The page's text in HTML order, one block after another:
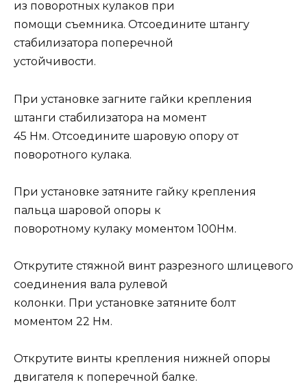
из поворотных кулаков при
помощи съемника. Отсоедините штангу
стабилизатора поперечной
устойчивости.
При установке загните гайки крепления
штанги стабилизатора на момент
45 Нм. Отсоедините шаровую опору от
поворотного кулака.
При установке затяните гайку крепления
пальца шаровой опоры к
поворотному кулаку моментом 100Нм.
Открутите стяжной винт разрезного шлицевого
соединения вала рулевой
колонки. При установке затяните болт
моментом 22 Нм.
Открутите винты крепления нижней опоры
двигателя к поперечной балке.